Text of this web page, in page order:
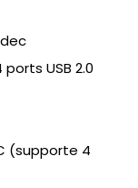
USB 2.0
(supporte 4